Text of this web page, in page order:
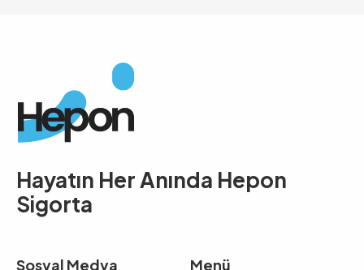
Hayatın Her Anında Hepon
Sigorta
Sosyal Medya Menü